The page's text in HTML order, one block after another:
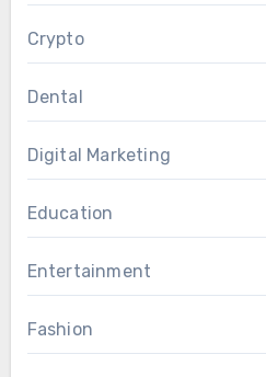
Crypto
Dental
Digital Marketing
Education
Entertainment
Fashion